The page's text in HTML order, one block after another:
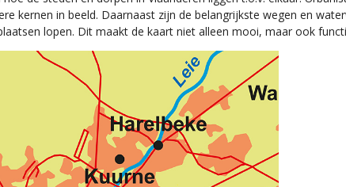
kernen in beeld. Daarnaast zijn de belangrijkste wegen en
lopen. Dit maakt de kaart niet alleen mooi, maar ook